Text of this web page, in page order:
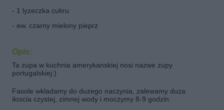
- 1 lyzeczka cukru
- ew. czarny mielony pieprz
Opis:
Ta zupa w kuchnia amerykanskiej nosi nazwe zupy
portugalskiej:)
Fasole wkladamy do duzego naczynia, zalewamy duza
iloscia czystej, zimnej wody i moczymy 8-9 godzin.